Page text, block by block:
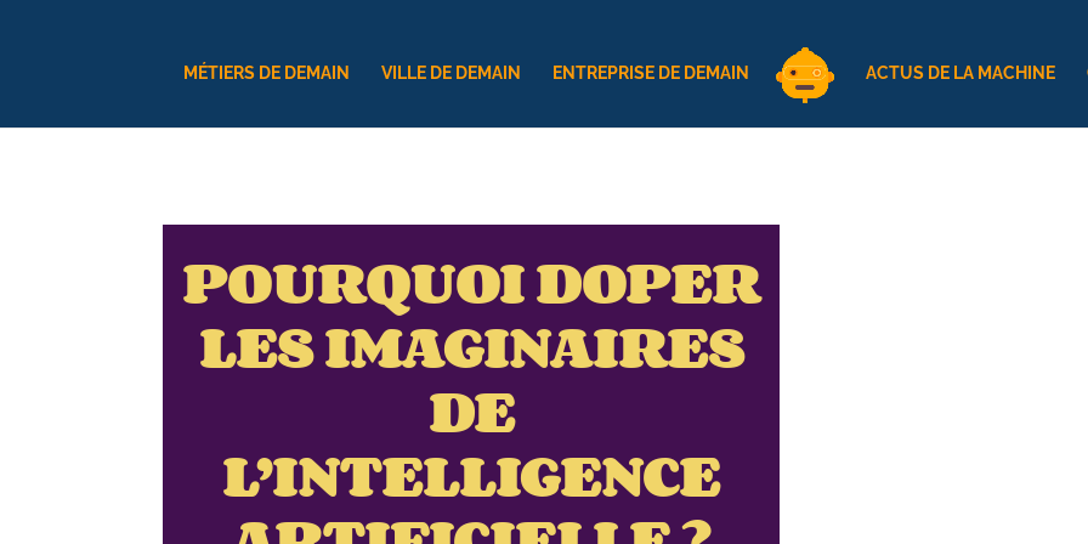
MÉTIERS DE DEMAIN VILLE DE DEMAIN ENTREPRISE DE DEMAIN ACTUS DE LA MACHINE
POURQUOI DOPER
LES IMAGINAIRES
DE
L’INTELLIGENCE